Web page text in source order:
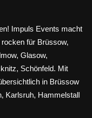
Impuls Events macht
für Brüssow,
Glasow,
Schönfeld. Mit
in Brüssow
Karlsruh, Hammelstall